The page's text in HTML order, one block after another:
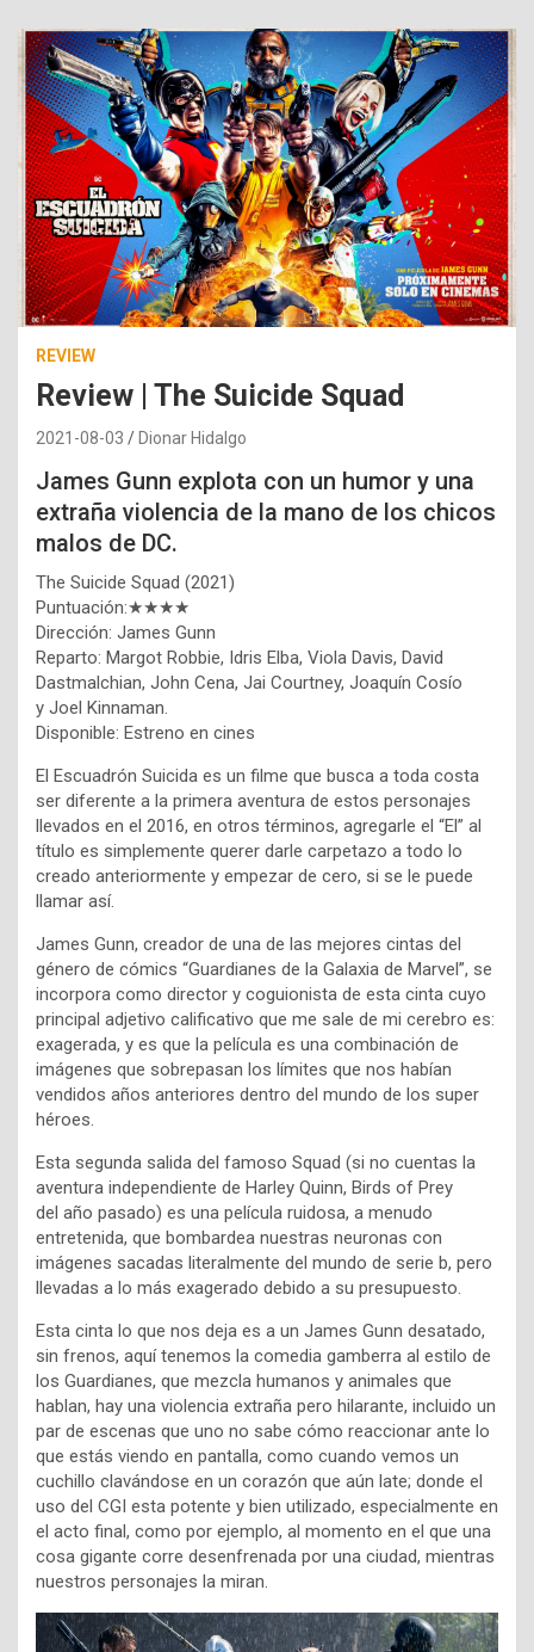
REVIEW
Review | The Suicide Squad
2021-08-03 Dionar Hidalgo
James Gunn explota con un humor y una
extraña violencia de la mano de los chicos
malos de DC.
The Suicide Squad (2021)
Puntuación:★★★★
Dirección: James Gunn
Reparto: Margot Robbie, Idris Elba, Viola Davis, David
Dastmalchian, John Cena, Jai Courtney, Joaquín Cosío
y Joel Kinnaman.
Disponible: Estreno en cines
El Escuadrón Suicida es un filme que busca a toda costa
ser diferente a la primera aventura de estos personajes
llevados en el 2016, en otros términos, agregarle el “El” al
título es simplemente querer darle carpetazo a todo lo
creado anteriormente y empezar de cero, si se le puede
llamar así.
James Gunn, creador de una de las mejores cintas del
género de cómics “Guardianes de la Galaxia de Marvel”, se
incorpora como director y coguionista de esta cinta cuyo
principal adjetivo calificativo que me sale de mi cerebro es:
exagerada, y es que la película es una combinación de
imágenes que sobrepasan los límites que nos habían
vendidos años anteriores dentro del mundo de los super
héroes.
Esta segunda salida del famoso Squad (si no cuentas la
aventura independiente de Harley Quinn, Birds of Prey
del año pasado) es una película ruidosa, a menudo
entretenida, que bombardea nuestras neuronas con
imágenes sacadas literalmente del mundo de serie b, pero
llevadas a lo más exagerado debido a su presupuesto.
Esta cinta lo que nos deja es a un James Gunn desatado,
sin frenos, aquí tenemos la comedia gamberra al estilo de
los Guardianes, que mezcla humanos y animales que
hablan, hay una violencia extraña pero hilarante, incluido un
par de escenas que uno no sabe cómo reaccionar ante lo
que estás viendo en pantalla, como cuando vemos un
cuchillo clavándose en un corazón que aún late; donde el
uso del CGI esta potente y bien utilizado, especialmente en
el acto final, como por ejemplo, al momento en el que una
cosa gigante corre desenfrenada por una ciudad, mientras
nuestros personajes la miran.